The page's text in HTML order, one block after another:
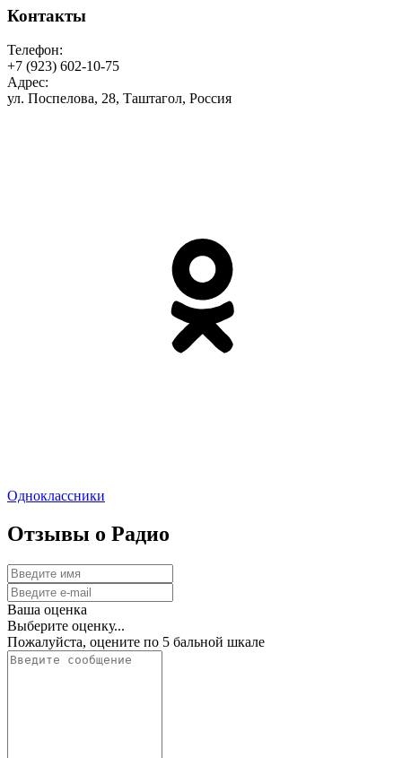
Контакты
Телефон:
+7 (923) 602-10-75
Адрес:
ул. Поспелова, 28, Таштагол, Россия
Одноклассники
Отзывы о Радио
Ваша оценка
Выберите оценку...
Пожалуйста, оцените по 5 бальной шкале